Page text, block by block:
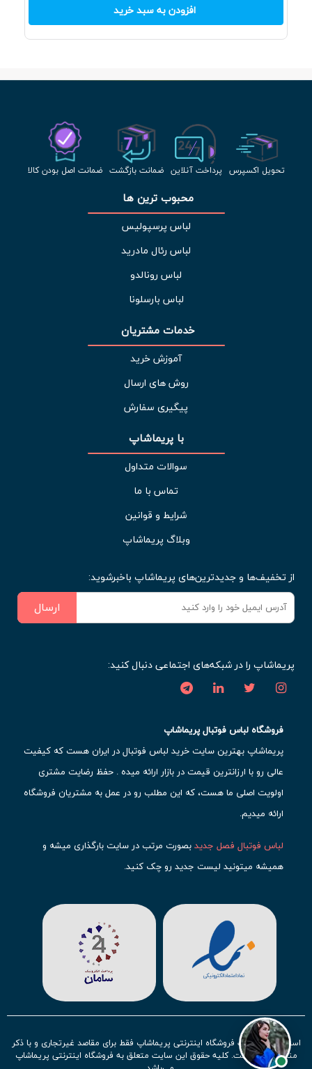
افزودن به سبد خرید
تحویل اکسپرس پرداخت آنلاین ضمانت بازگشت ضمانت اصل بودن کالا
محبوب ترین ها
لباس پرسپولیس
لباس رئال مادرید
لباس رونالدو
لباس بارسلونا
خدمات مشتریان
آموزش خرید
روش های ارسال
پیگیری سفارش
با پریماشاپ
سوالات متداول
تماس با ما
شرایط و قوانین
وبلاگ پریماشاپ
از تخفیف‌ها و جدیدترین‌های پریماشاپ باخبرشوید:
ارسال
پریماشاپ را در شبکه‌های اجتماعی دنبال کنید:
فروشگاه لباس فوتبال پریماشاپ
پریماشاپ بهترین سایت خرید لباس فوتبال در ایران هست که کیفیت
عالی رو با ارزانترین قیمت در بازار ارائه میده . حفظ رضایت مشتری
اولویت اصلی ما هست، که این مطلب رو در عمل به مشتریان فروشگاه
ارائه میدیم.
لباس فوتبال فصل جدیدبصورت مرتب در سایت بارگذاری میشه و
همیشه میتونید لیست جدید رو چک کنید.
حتما مشاهده کنید که قطعا برای تیم های مطرح دنیای فوتبال، تعداد
بیشتری محصول موجود میشه. این مورد شامل
لباس رئال مادرید
لباس اینتر میامی لباس منچستر سیتی
آث میلان میشه.
در ایران هملباس استقلال،لباس پرسپولیسولباس تیم ملی
ایرانتوجه زیادی بشون شده و تقریبا تمام محصولاتشون رو موجود
کردیم.
استفاده از مطالب فروشگاه اینترنتی پریماشاپ فقط برای مقاصد غیرتجاری و با ذکر
منبع بلامانع است. کلیه حقوق این سایت متعلق به فروشگاه اینترنتی پریماشاپ